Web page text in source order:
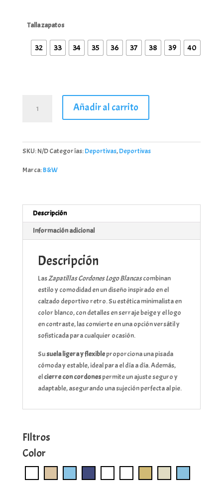
Talla zapatos
32 33 34 35 36 37 38 39 40
Cordones
cantidad
Añadir al carrito
SKU:N/DCategorías:Deportivas,Deportivas
Marca:B&W
Descripción
Información adicional
Descripción
LasZapatillas Cordones Logo Blancascombinan
estilo y comodidad en un diseño inspirado en el
calzado deportivo retro. Su estética minimalista en
color blanco, con detalles en serraje beige y el logo
en contraste, las convierte en una opción versátil y
sofisticada para cualquier ocasión.
Susuela ligera y flexibleproporciona una pisada
cómoda y estable, ideal para el día a día. Además,
elcierre con cordonespermite un ajuste seguro y
adaptable, asegurando una sujeción perfecta al pie.
FIltros
Color